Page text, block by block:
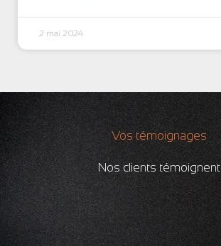
2 mai 2024
Vos témoignages
Nos clients témoignent